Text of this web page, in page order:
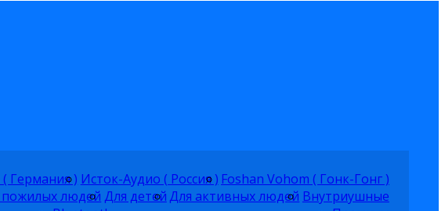
( Германия ) Исток-Аудио ( Россия ) Foshan Vohom ( Гонк-Гонг )
людей Для детейДля активных людей Внутриушные